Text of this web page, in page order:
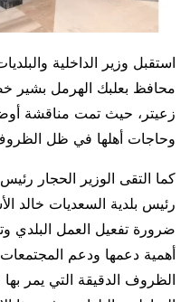
استقبل وزير الداخلية
محافظ بعلبك الهرمل بشير
زعيتر، حيث تمت مناقشة
وحاجات أهلها في ظل
كما التقى الوزير الحجار
رئيس بلدية السعديات خالد
ضرورة تفعيل العمل البلدي
أهمية دعمها ودعم
الظروف الدقيقة التي يمر بها